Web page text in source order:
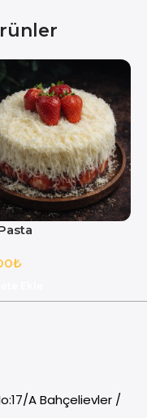
₺
A Bahçelievler /